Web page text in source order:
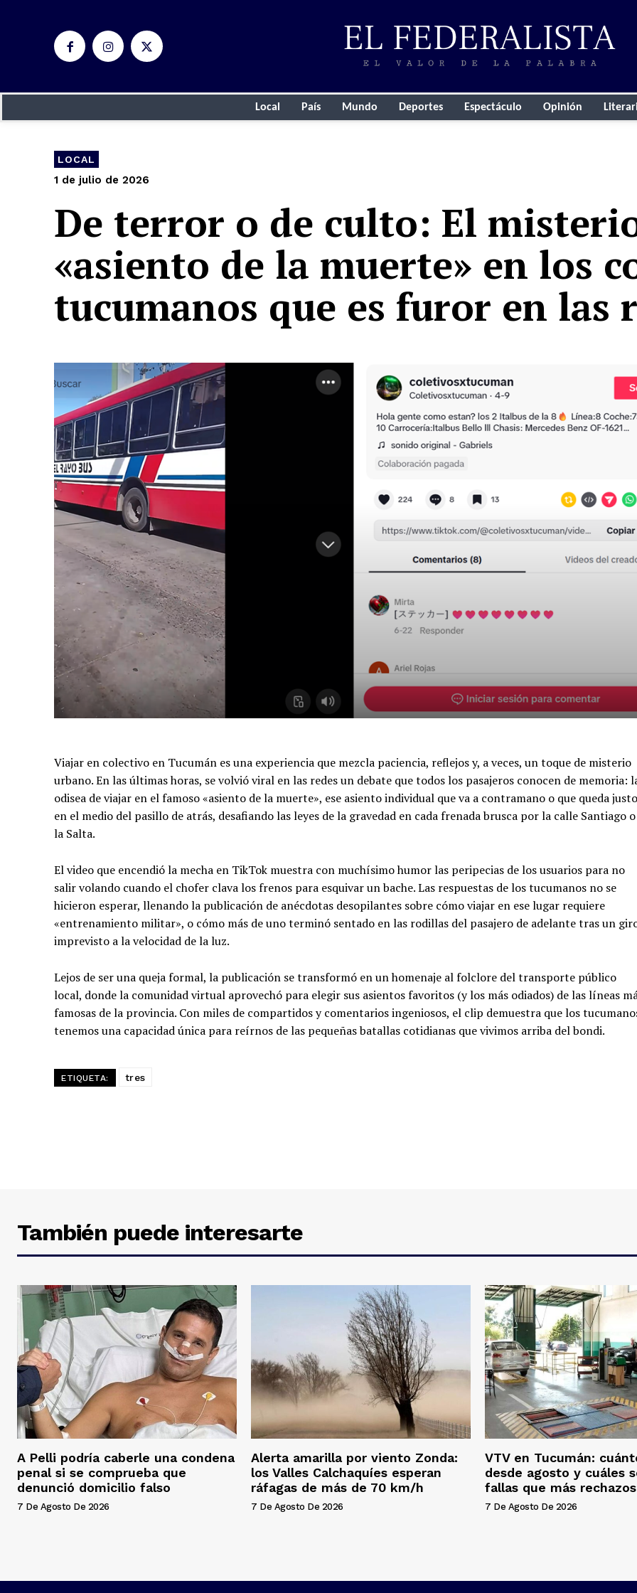
Local País Mundo Deportes Espectáculo Opinión
LOCAL
1 de julio de 2026
De terror o de culto: El
«asiento de la muerte» en los
tucumanos que es furor en las
Viajar en colectivo en Tucumán es una experiencia que mezcla paciencia, reflejos y, a veces, un toque de misterio
urbano. En las últimas horas, se volvió viral en las redes un debate que todos los pasajeros conocen de memoria:
odisea de viajar en el famoso «asiento de la muerte», ese asiento individual que va a contramano o que queda justo
en el medio del pasillo de atrás, desafiando las leyes de la gravedad en cada frenada brusca por la calle Santiago o
la Salta.
El video que encendió la mecha en TikTok muestra con muchísimo humor las peripecias de los usuarios para no
salir volando cuando el chofer clava los frenos para esquivar un bache. Las respuestas de los tucumanos no se
hicieron esperar, llenando la publicación de anécdotas desopilantes sobre cómo viajar en ese lugar requiere
«entrenamiento militar», o cómo más de uno terminó sentado en las rodillas del pasajero de adelante tras un
imprevisto a la velocidad de la luz.
Lejos de ser una queja formal, la publicación se transformó en un homenaje al folclore del transporte público
local, donde la comunidad virtual aprovechó para elegir sus asientos favoritos (y los más odiados) de las líneas
famosas de la provincia. Con miles de compartidos y comentarios ingeniosos, el clip demuestra que los
tenemos una capacidad única para reírnos de las pequeñas batallas cotidianas que vivimos arriba del bondi.
ETIQUETA: tres
También puede interesarte
A Pelli podría caberle una condena
penal si se comprueba que
denunció domicilio falso
7 De Agosto De 2026
Alerta amarilla por viento Zonda:
los Valles Calchaquíes esperan
ráfagas de más de 70 km/h
7 De Agosto De 2026
VTV en Tucumán:
desde agosto y cuáles
fallas que más
7 De Agosto De 2026